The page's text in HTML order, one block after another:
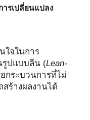
รเปลี่ยนแปลง
ใจในการ
รูปแบบลีน (Lean-
กระบวนการที่ไม่
สร้างผลงานได้